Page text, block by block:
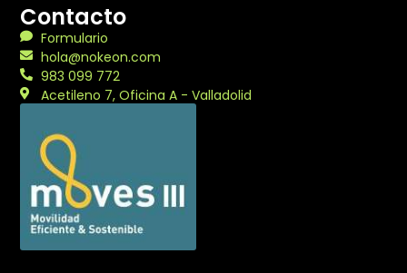
Contacto
Formulario
hola@nokeon.com
983 099 772
Acetileno 7, Oficina A - Valladolid